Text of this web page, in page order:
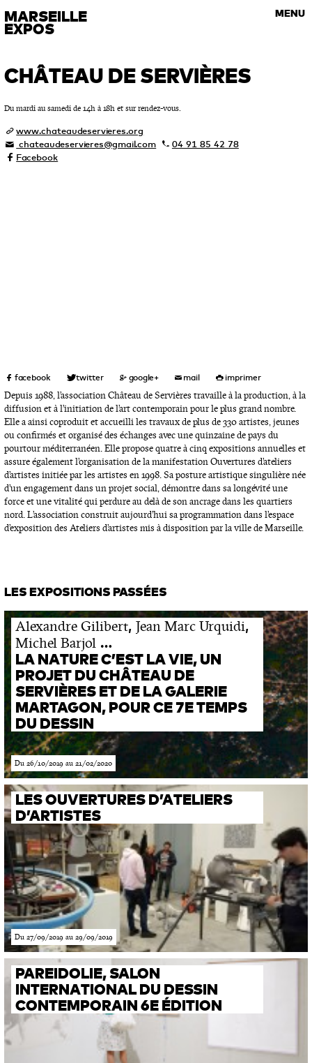
MARSEILLE
EXPOS
MENU
VISITES GUIDÉES
Les rendez-vous de l’art contemporain
CHÂTEAU DE SERVIÈRES
Du mardi au samedi de 14h à 18h et sur rendez-vous.
www.chateaudeservieres.org
chateaudeservieres@gmail.com
04 91 85 42 78
Facebook
Depuis 1988, l’association Château de Servières travaille à la production, à la
diffusion et à l’initiation de l’art contemporain pour le plus grand nombre.
Elle a ainsi coproduit et accueilli les travaux de plus de 330 artistes, jeunes
ou confirmés et organisé des échanges avec une quinzaine de pays du
pourtour méditerranéen. Elle propose quatre à cinq expositions annuelles et
assure également l’organisation de la manifestation Ouvertures d’ateliers
d’artistes initiée par les artistes en 1998. Sa posture artistique singulière née
d’un engagement dans un projet social, démontre dans sa longévité une
force et une vitalité qui perdure au delà de son ancrage dans les quartiers
nord. L’association construit aujourd’hui sa programmation dans l’espace
d’exposition des Ateliers d’artistes mis à disposition par la ville de Marseille.
LES EXPOSITIONS PASSÉES
Alexandre Gilibert, Jean Marc Urquidi,
Michel Barjol …
LA NATURE C’EST LA VIE, UN
PROJET DU CHÂTEAU DE
SERVIÈRES ET DE LA GALERIE
MARTAGON, POUR CE 7E TEMPS
DU DESSIN
Du 26/10/2019 au 21/02/2020
LES OUVERTURES D’ATELIERS
D’ARTISTES
Du 27/09/2019 au 29/09/2019
PAREIDOLIE, SALON
INTERNATIONAL DU DESSIN
CONTEMPORAIN 6E ÉDITION